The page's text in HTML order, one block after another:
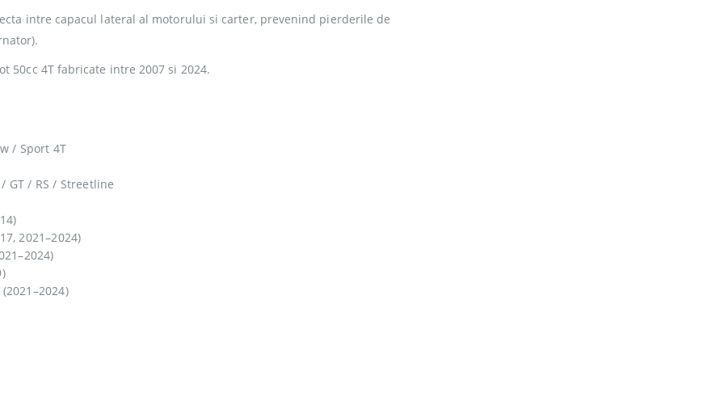
intre capacul lateral al motorului si carter, prevenind pierderile de
50cc 4T fabricate intre 2007 si 2024.
/ Sport 4T
GT / RS / Streetline
2021–2024)